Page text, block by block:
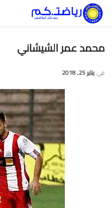
محمد عمر الشيشاني
في يناير 25, 2018